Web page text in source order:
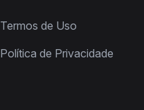
Termos de Uso
Política de Privacidade